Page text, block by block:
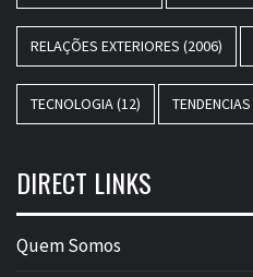
RELAÇÕES EXTERIORES (2006)
TECNOLOGIA(12) TENDENCIAS
DIRECT LINKS
Quem Somos